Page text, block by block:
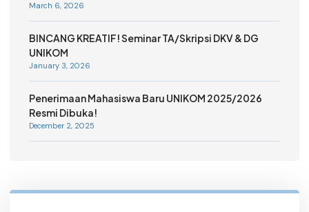
March 6, 2026
BINCANG KREATIF! Seminar TA/Skripsi DKV & DG
UNIKOM
January 3, 2026
Penerimaan Mahasiswa Baru UNIKOM 2025/2026
Resmi Dibuka!
December 2, 2025